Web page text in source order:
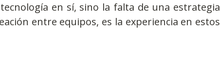
en sí, sino la falta de una estrategia
entre equipos, es la experiencia en estos